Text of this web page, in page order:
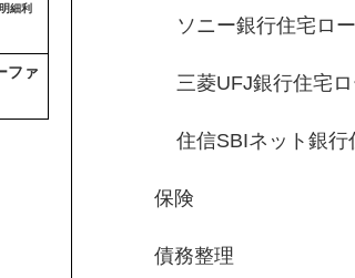
細利
ファ
ソニー銀行住宅ロ
三菱UFJ銀行住宅
住信SBIネット銀行
保険
債務整理